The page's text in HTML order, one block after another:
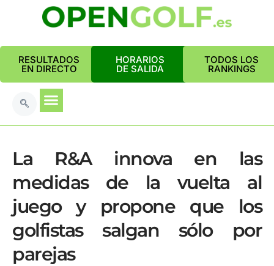
RESULTADOS
EN DIRECTO
HORARIOS
DE SALIDA
TODOS LOS
RANKINGS
La R&A innova en las
medidas de la vuelta al
juego y propone que los
golfistas salgan sólo por
parejas